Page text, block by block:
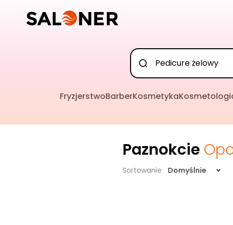
FryzjerstwoBarberKosmetyka
Paznokcie
Sortowanie Domyślnie